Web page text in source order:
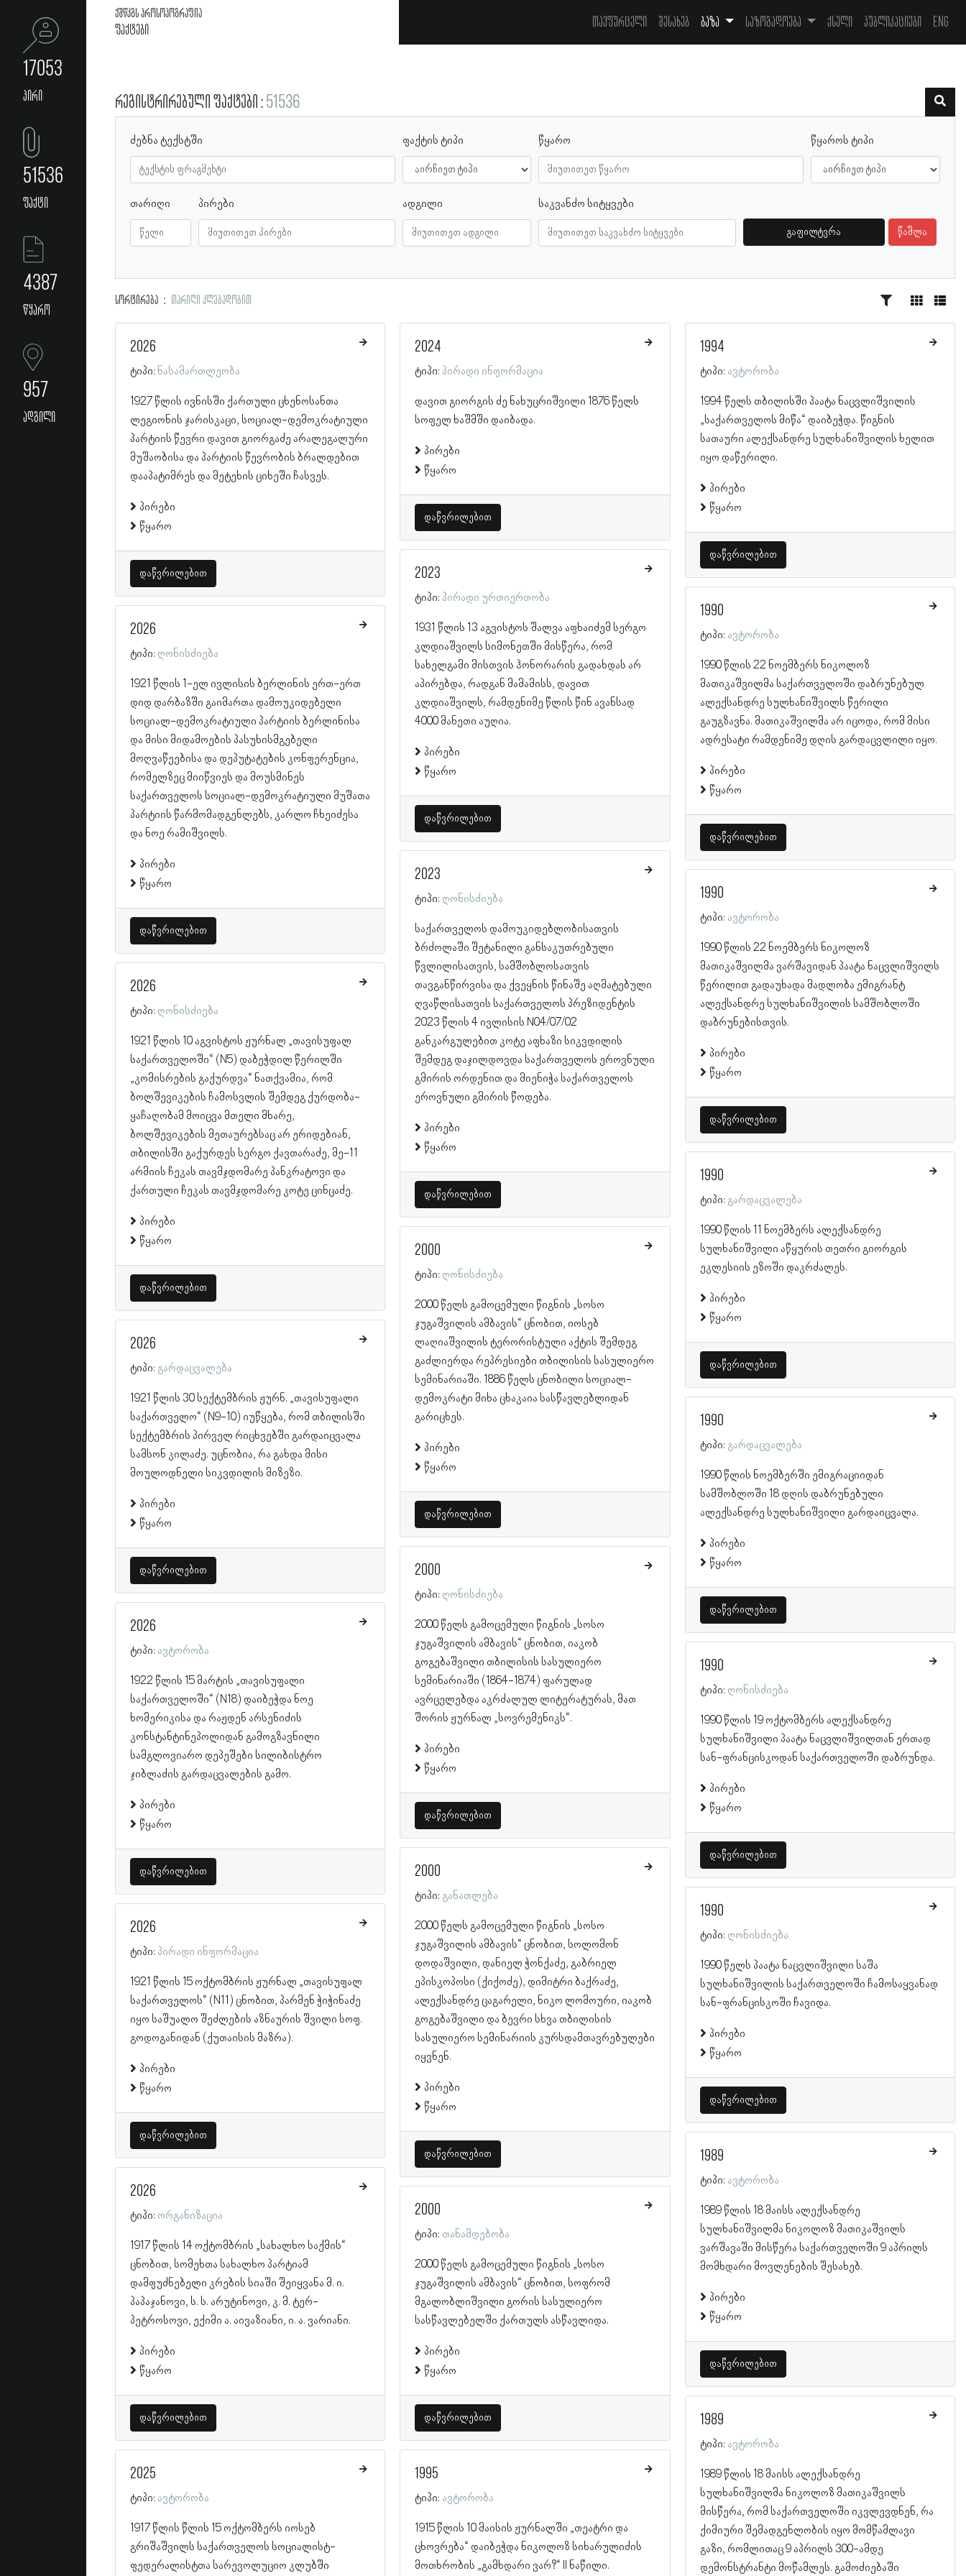
17053
პირი
51536
ფაქტი
4387
წყარო
957
ადგილი
ქშწკგს პროსოპოგრაფია
ფაქტები თავფურცელი შესახებ ბაზა საზოგადოება ქსელი პუბლიკაციები Eng
რეგისტრირებული ფაქტები 51536
ძებნა ტექსტში ფაქტის ტიპი წყარო წყაროს ტიპი
თარიღი პირები ადგილი საკვანძო სიტყვები
გაფილტვრა წაშლა
სორტირება თარიღი კლებადობით
2026
ტიპი: ნასამართლეობა
1927 წლის ივნისში ქართული ცხენოსანთა
ლეგიონის ჯარისკაცი, სოციალ-დემოკრატიული
პარტიის წევრი დავით გიორგაძე არალეგალური
მუშაობისა და პარტიის წევრობის ბრალდებით
დააპატიმრეს და მეტეხის ციხეში ჩასვეს.
პირები
წყარო
დაწვრილებით
2026
ტიპი: ღონისძიება
1921 წლის 1-ელ ივლისის ბერლინის ერთ-ერთ
დიდ დარბაზში გაიმართა დამოუკიდებელი
სოციალ-დემოკრატიული პარტიის ბერლინისა
და მისი მიდამოების პასუხისმგებელი
მოღვაწეებისა და დეპუტატების კონფერენცია,
რომელზეც მიიწვიეს და მოუსმინეს
საქართველოს სოციალ-დემოკრატიული მუშათა
პარტიის წარმომადგენლებს, კარლო ჩხეიძესა
და ნოე რამიშვილს.
პირები
წყარო
დაწვრილებით
2026
ტიპი: ღონისძიება
1921 წლის 10 აგვისტოს ჟურნალ „თავისუფალ
საქართველოში“ (N5) დაბეჭდილ წერილში
„კომისრების გაქურდვა“ ნათქვამია, რომ
ბოლშევიკების ჩამოსვლის შემდეგ ქურდობა-
ყაჩაღობამ მოიცვა მთელი მხარე,
ბოლშევიკების მეთაურებსაც არ ერიდებიან,
თბილისში გაქურდეს სერგო ქავთარაძე, მე-11
არმიის ჩეკას თავმჯდომარე პანკრატოვი და
ქართული ჩეკას თავმჯდომარე კოტე ცინცაძე.
პირები
წყარო
დაწვრილებით
2026
ტიპი: გარდაცვალება
1921 წლის 30 სექტემბრის ჟურნ. „თავისუფალი
საქართველო“ (N9-10) იუწყება, რომ თბილისში
სექტემბრის პირველ რიცხვებში გარდაიცვალა
სამსონ კილაძე. უცნობია, რა გახდა მისი
მოულოდნელი სიკვდილის მიზეზი.
პირები
წყარო
დაწვრილებით
2026
ტიპი: ავტორობა
1922 წლის 15 მარტის „თავისუფალი
საქართველოში“ (N18) დაიბეჭდა ნოე
ხომერიკისა და რაჟდენ არსენიძის
კონსტანტინეპოლიდან გამოგზავნილი
სამგლოვიარო დეპეშები სილიბისტრო
ჯიბლაძის გარდაცვალების გამო.
პირები
წყარო
დაწვრილებით
2026
ტიპი: პირადი ინფორმაცია
1921 წლის 15 ოქტომბრის ჟურნალ „თავისუფალ
საქართველოს“ (N11) ცნობით, პარმენ ჭიჭინაძე
იყო საშუალო შეძლების აზნაურის შვილი სოფ.
გოდოგანიდან (ქუთაისის მაზრა).
პირები
წყარო
დაწვრილებით
2026
ტიპი: ორგანიზაცია
1917 წლის 14 ოქტომბრის „სახალხო საქმის“
ცნობით, სომეხთა სახალხო პარტიამ
დამფუძნებელი კრების სიაში შეიყვანა მ. ი.
პაპაჯანოვი, ს. ს. არუტინოვი, კ. მ. ტერ-
პეტროსოვი, ექიმი ა. აივაზიანი, ი. ა. ვარიანი.
პირები
წყარო
დაწვრილებით
2025
ტიპი: ავტორობა
1917 წლის წლის 15 ოქტომბერს იოსებ
გრიშაშვილს საქართველოს სოციალისტ-
ფედერალისტთა სარევოლუციო კლუბში
2024
ტიპი: პირადი ინფორმაცია
დავით გიორგის ძე ნახუცრიშვილი 1876 წელს
სოფელ ხაშმში დაიბადა.
პირები
წყარო
დაწვრილებით
2023
ტიპი: პირადი ურთიერთობა
1931 წლის 13 აგვისტოს შალვა აფხაიძემ სერგო
კლდიაშვილს სიმონეთში მისწერა, რომ
სახელგამი მისთვის ჰონორარის გადახდას არ
აპირებდა, რადგან მამამისს, დავით
კლდიაშვილს, რამდენიმე წლის წინ ავანსად
4000 მანეთი აუღია.
პირები
წყარო
დაწვრილებით
2023
ტიპი: ღონისძიება
საქართველოს დამოუკიდებლობისათვის
ბრძოლაში შეტანილი განსაკუთრებული
წვლილისათვის, სამშობლოსათვის
თავგანწირვისა და ქვეყნის წინაშე აღმატებული
ღვაწლისათვის საქართველოს პრეზიდენტის
2023 წლის 4 ივლისის N04/07/02
განკარგულებით კოტე აფხაზი სიკვდილის
შემდეგ დაჯილდოვდა საქართველოს ეროვნული
გმირის ორდენით და მიენიჭა საქართველოს
ეროვნული გმირის წოდება.
პირები
წყარო
დაწვრილებით
2000
ტიპი: ღონისძიება
2000 წელს გამოცემული წიგნის „სოსო
ჯუგაშვილის ამბავის“ ცნობით, იოსებ
ლაღიაშვილის ტერორისტული აქტის შემდეგ
გაძლიერდა რეპრესიები თბილისის სასულიერო
სემინარიაში. 1886 წელს ცნობილი სოციალ-
დემოკრატი მიხა ცხაკაია სასწავლებლიდან
გარიცხეს.
პირები
წყარო
დაწვრილებით
2000
ტიპი: ღონისძიება
2000 წელს გამოცემული წიგნის „სოსო
ჯუგაშვილის ამბავის“ ცნობით, იაკობ
გოგებაშვილი თბილისის სასულიერო
სემინარიაში (1864-1874) ფარულად
ავრცელებდა აკრძალულ ლიტერატურას, მათ
შორის ჟურნალ „სოვრემენიკს“.
პირები
წყარო
დაწვრილებით
2000
ტიპი: განათლება
2000 წელს გამოცემული წიგნის „სოსო
ჯუგაშვილის ამბავის“ ცნობით, სოლომონ
დოდაშვილი, დანიელ ჭონქაძე, გაბრიელ
ეპისკოპოსი (ქიქოძე), დიმიტრი ბაქრაძე,
ალექსანდრე ცაგარელი, ნიკო ლომოური, იაკობ
გოგებაშვილი და ბევრი სხვა თბილისის
სასულიერო სემინარიის კურსდამთავრებულები
იყვნენ.
პირები
წყარო
დაწვრილებით
2000
ტიპი: თანამდებობა
2000 წელს გამოცემული წიგნის „სოსო
ჯუგაშვილის ამბავის“ ცნობით, სოფრომ
მგალობლიშვილი გორის სასულიერო
სასწავლებელში ქართულს ასწავლიდა.
პირები
წყარო
დაწვრილებით
1995
ტიპი: ავტორობა
1915 წლის 10 მაისის ჟურნალში „თეატრი და
ცხოვრება“ დაიბეჭდა ნიკოლოზ სიხარულიძის
მოთხრობის „გამხდარი ვარ?“ II ნაწილი.
1994
ტიპი: ავტორობა
1994 წელს თბილისში პაატა ნაცვლიშვილის
„საქართველოს მიწა“ დაიბეჭდა. წიგნის
სათაური ალექსანდრე სულხანიშვილის ხელით
იყო დაწერილი.
პირები
წყარო
დაწვრილებით
1990
ტიპი: ავტორობა
1990 წლის 22 ნოემბერს ნიკოლოზ
მათიკაშვილმა საქართველოში დაბრუნებულ
ალექსანდრე სულხანიშვილს წერილი
გაუგზავნა. მათიკაშვილმა არ იცოდა, რომ მისი
ადრესატი რამდენიმე დღის გარდაცვლილი იყო.
პირები
წყარო
დაწვრილებით
1990
ტიპი: ავტორობა
1990 წლის 22 ნოემბერს ნიკოლოზ
მათიკაშვილმა ვარშავიდან პაატა ნაცვლიშვილს
წერილით გადაუხადა მადლობა ემიგრანტ
ალექსანდრე სულხანიშვილის სამშობლოში
დაბრუნებისთვის.
პირები
წყარო
დაწვრილებით
1990
ტიპი: გარდაცვალება
1990 წლის 11 ნოემბერს ალექსანდრე
სულხანიშვილი აწყურის თეთრი გიორგის
ეკლესიის ეზოში დაკრძალეს.
პირები
წყარო
დაწვრილებით
1990
ტიპი: გარდაცვალება
1990 წლის ნოემბერში ემიგრაციიდან
სამშობლოში 18 დღის დაბრუნებული
ალექსანდრე სულხანიშვილი გარდაიცვალა.
პირები
წყარო
დაწვრილებით
1990
ტიპი: ღონისძიება
1990 წლის 19 ოქტომბერს ალექსანდრე
სულხანიშვილი პაატა ნაცვლიშვილთან ერთად
სან-ფრანცისკოდან საქართველოში დაბრუნდა.
პირები
წყარო
დაწვრილებით
1990
ტიპი: ღონისძიება
1990 წელს პაატა ნაცვლიშვილი საშა
სულხანიშვილის საქართველოში ჩამოსაყვანად
სან-ფრანცისკოში ჩავიდა.
პირები
წყარო
დაწვრილებით
1989
ტიპი: ავტორობა
1989 წლის 18 მაისს ალექსანდრე
სულხანიშვილმა ნიკოლოზ მათიკაშვილს
ვარშავაში მისწერა საქართველოში 9 აპრილს
მომხდარი მოვლენების შესახებ.
პირები
წყარო
დაწვრილებით
1989
ტიპი: ავტორობა
1989 წლის 18 მაისს ალექსანდრე
სულხანიშვილმა ნიკოლოზ მათიკაშვილს
მისწერა, რომ საქართველოში იკვლევდნენ, რა
ქიმიური შემადგენლობის იყო მომწამლავი
გაზი, რომლითაც 9 აპრილს 300-ამდე
დემონსტრანტი მოწამლეს. გამოძიებაში